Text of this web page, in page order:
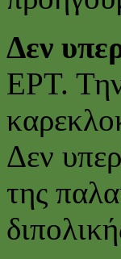
Δεν
ΕΡΤ.
Δεν
της